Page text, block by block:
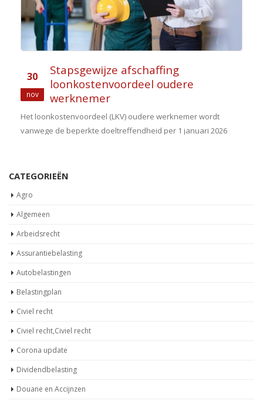
30
nov
Stapsgewijze afschaffing
loonkostenvoordeel oudere
werknemer
Het loonkostenvoordeel (LKV) oudere werknemer wordt
vanwege de beperkte doeltreffendheid per 1 januari 2026
Lees meer
CATEGORIEËN
Agro
Algemeen
Arbeidsrecht
Assurantiebelasting
Autobelastingen
Belastingplan
Civiel recht
Civiel recht,Civiel recht